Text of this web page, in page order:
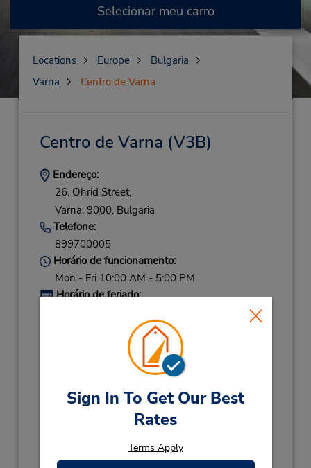
Sign In To Get Our Best
Rates
Terms Apply
Selecionar meu carro
Locations Europe
Bulgaria
Varna
Centro de Varna
Centro de Varna (V3B)
Endereço:
26, Ohrid Street,
Varna, 9000, Bulgaria
Telefone:
899700005
Horário de funcionamento:
Mon - Fri 10:00 AM - 5:00 PM
Horário de feriado:
Setembro 6
Dezembro 24
NEW YEAR Dezembro 30- Janeiro 3
Local de entrega das chaves